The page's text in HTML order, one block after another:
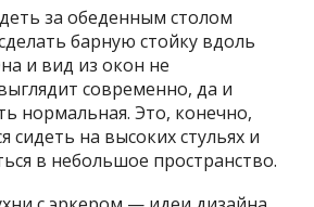
за обеденным столом
барную стойку вдоль
и вид из окон не
современно, да и
нормальная. Это, конечно,
сидеть на высоких стульях и
в небольшое пространство.